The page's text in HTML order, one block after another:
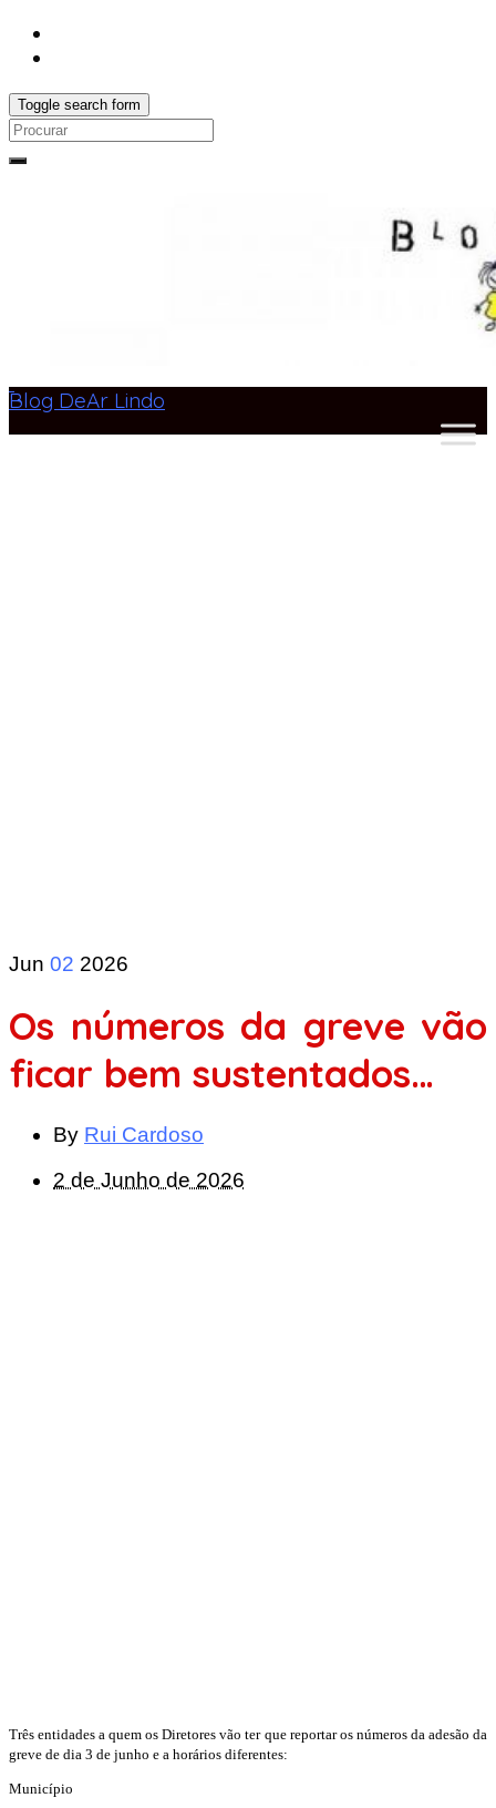
Toggle search form
Search
Blog DeAr Lindo
Jun 02 2026
Os números da greve vão
ficar bem sustentados…
By Rui Cardoso
2 de Junho de 2026
Três entidades a quem os Diretores vão ter que reportar os números da adesão da
greve de dia 3 de junho e a horários diferentes:
Município